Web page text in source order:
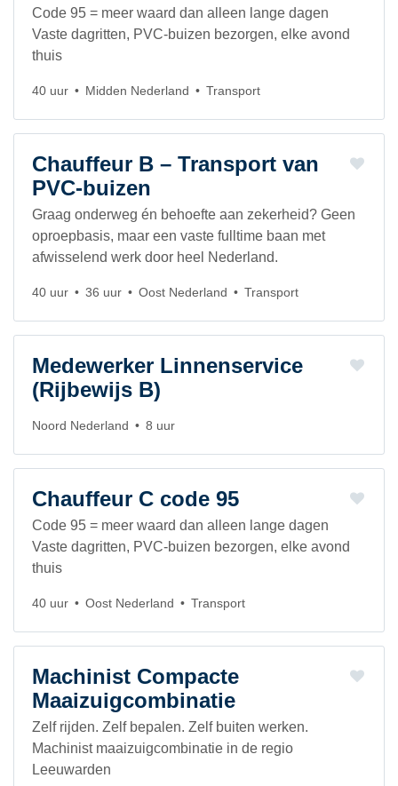
Code 95 = meer waard dan alleen lange dagen
Vaste dagritten, PVC-buizen bezorgen, elke avond
thuis
40 uur Midden Nederland Transport
Chauffeur B – Transport van
PVC-buizen
Graag onderweg én behoefte aan zekerheid? Geen
oproepbasis, maar een vaste fulltime baan met
afwisselend werk door heel Nederland.
40 uur 36 uur Oost Nederland Transport
Medewerker Linnenservice
(Rijbewijs B)
Noord Nederland 8 uur
Chauffeur C code 95
Code 95 = meer waard dan alleen lange dagen
Vaste dagritten, PVC-buizen bezorgen, elke avond
thuis
40 uur Oost Nederland Transport
Machinist Compacte
Maaizuigcombinatie
Zelf rijden. Zelf bepalen. Zelf buiten werken.
Machinist maaizuigcombinatie in de regio
Leeuwarden